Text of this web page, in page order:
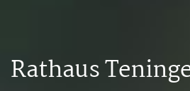
Rathaus